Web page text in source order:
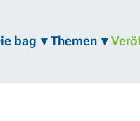
bag Themen